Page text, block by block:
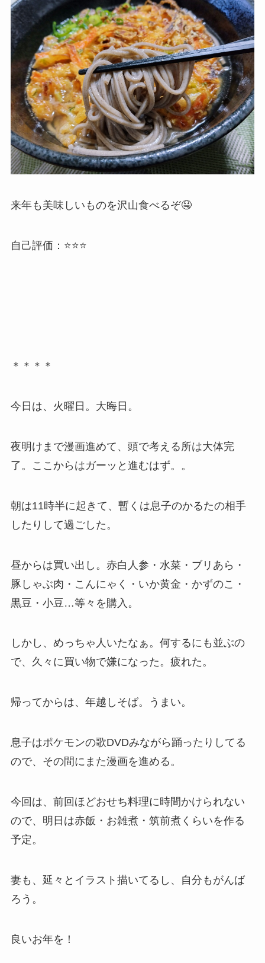
来年も美味しいものを沢山食べるぞ🤤
自己評価：⭐️⭐️⭐️
＊＊＊＊
今日は、火曜日。大晦日。
夜明けまで漫画進めて、頭で考える所は大体完
了。ここからはガーッと進むはず。。
朝は11時半に起きて、暫くは息子のかるたの相手
したりして過ごした。
昼からは買い出し。赤白人参・水菜・ブリあら・
豚しゃぶ肉・こんにゃく・いか黄金・かずのこ・
黒豆・小豆…等々を購入。
しかし、めっちゃ人いたなぁ。何するにも並ぶの
で、久々に買い物で嫌になった。疲れた。
帰ってからは、年越しそば。うまい。
息子はポケモンの歌DVDみながら踊ったりしてる
ので、その間にまた漫画を進める。
今回は、前回ほどおせち料理に時間かけられない
ので、明日は赤飯・お雑煮・筑前煮くらいを作る
予定。
妻も、延々とイラスト描いてるし、自分もがんば
ろう。
良いお年を！